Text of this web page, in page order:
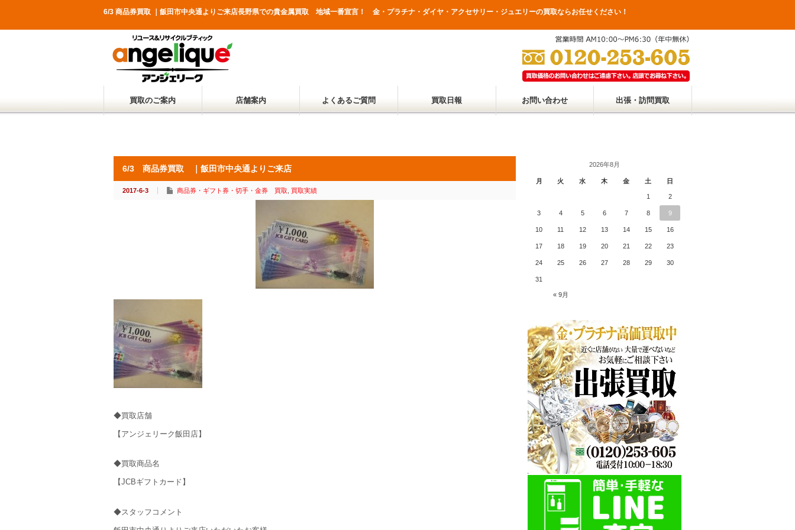
6/3 商品券買取 ｜飯田市中央通よりご来店長野県での貴金属買取 地域一番宣言！ 金・プラチナ・ダイヤ・アクセサリー・ジュエリーの買取ならお任せください！
買取のご案内 店舗案内 よくあるご質問 買取日報 お問い合わせ 出張・訪問買取
6/3 商品券買取 ｜飯田市中央通よりご来店
2017-6-3 商品券・ギフト券・切手・金券 買取 買取実績
◆買取店舗
【アンジェリーク飯田店】
◆買取商品名
【JCBギフトカード】
◆スタッフコメント
2026年8月
月 火 水 木 金 土 日
« 9月
1 2
3 4 5 6 7 8 9
10 11 12 13 14 15 16
17 18 19 20 21 22 23
24 25 26 27 28 29 30
31